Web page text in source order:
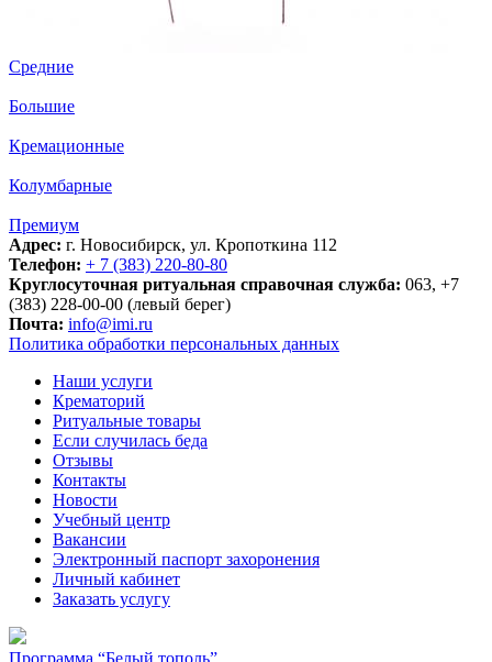
Средние
Большие
Кремационные
Колумбарные
Премиум
Адрес: г. Новосибирск, ул. Кропоткина 112
Телефон: + 7 (383) 220-80-80
Круглосуточная ритуальная справочная служба: 063, +7
(383) 228-00-00 (левый берег)
Почта: info@imi.ru
Политика обработки персональных данных
Наши услуги
Крематорий
Ритуальные товары
Если случилась беда
Отзывы
Контакты
Новости
Учебный центр
Вакансии
Электронный паспорт захоронения
Личный кабинет
Заказать услугу
Программа “Белый тополь”